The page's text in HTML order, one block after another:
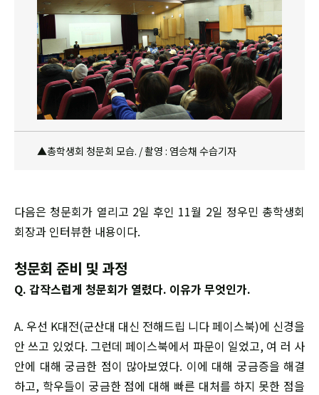
▲총학생회 청문회 모습. / 촬영 : 염승채 수습기자
다음은 청문회가 열리고 2일 후인 11월 2일 정우민 총학생회
회장과 인터뷰한 내용이다.
청문회 준비 및 과정
Q. 갑작스럽게 청문회가 열렸다. 이유가 무엇인가.
A. 우선 K대전(군산대 대신 전해드립 니다 페이스북)에 신경을
안 쓰고 있었다. 그런데 페이스북에서 파문이 일었고, 여 러 사
안에 대해 궁금한 점이 많아보였다. 이에 대해 궁금증을 해결
하고, 학우들이 궁금한 점에 대해 빠른 대처를 하지 못한 점을